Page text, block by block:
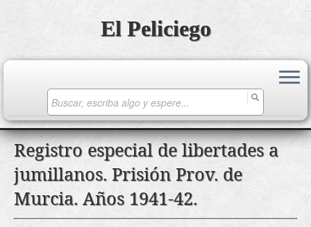
Saltar
contenido
El Peliciego
Registro especial de libertades a
jumillanos. Prisión Prov. de
Murcia. Años 1941-42.